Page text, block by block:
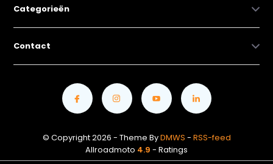
Categorieën
Contact
© Copyright 2026 - Theme ByDMWS - RSS-feed
Allroadmoto 4.9 - Ratings